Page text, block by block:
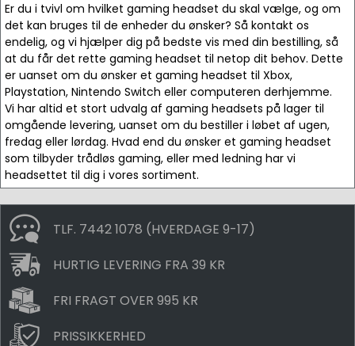
Er du i tvivl om hvilket gaming headset du skal vælge, og om
det kan bruges til de enheder du ønsker? Så kontakt os
endelig, og vi hjælper dig på bedste vis med din bestilling, så
at du får det rette gaming headset til netop dit behov. Dette
er uanset om du ønsker et gaming headset til Xbox,
Playstation, Nintendo Switch eller computeren derhjemme.
Vi har altid et stort udvalg af gaming headsets på lager til
omgående levering, uanset om du bestiller i løbet af ugen,
fredag eller lørdag. Hvad end du ønsker et gaming headset
som tilbyder trådløs gaming, eller med ledning har vi
headsettet til dig i vores sortiment.
TLF. 7442 1078 (HVERDAGE 9-17)
HURTIG LEVERING FRA 39 KR
FRI FRAGT OVER 995 KR
PRISSIKKERHED